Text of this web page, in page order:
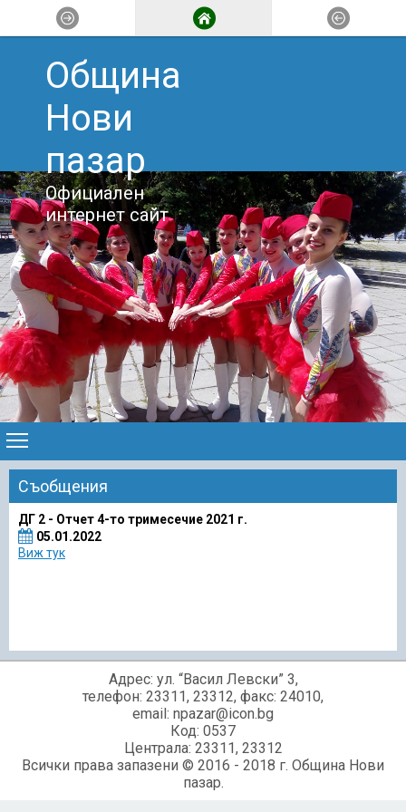
Община
Нови
пазар
Официален
интернет сайт
Съобщения
ДГ 2 - Отчет 4-то тримесечие 2021 г.
05.01.2022
Виж тук
Адрес: ул. “Васил Левски” 3,
телефон: 23311, 23312, факс: 24010,
email: npazar@icon.bg
Код: 0537
Централа: 23311, 23312
Всички права запазени © 2016 - 2018 г. Община Нови
пазар.